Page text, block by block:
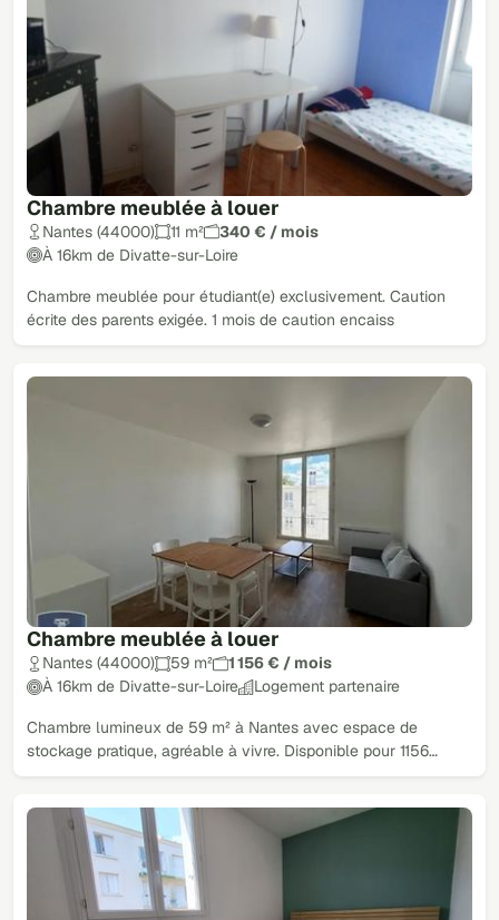
Chambre meublée à louer
Nantes (44000) 11 m²
340 € / mois
À 16km de Divatte-sur-Loire
Chambre meublée pour étudiant(e) exclusivement. Caution
écrite des parents exigée. 1 mois de caution encaiss
Chambre meublée à louer
Nantes (44000) 59 m²
1 156 € / mois
À 16km de Divatte-sur-Loire
Logement partenaire
Chambre lumineux de 59 m² à Nantes avec espace de
stockage pratique, agréable à vivre. Disponible pour 1156…